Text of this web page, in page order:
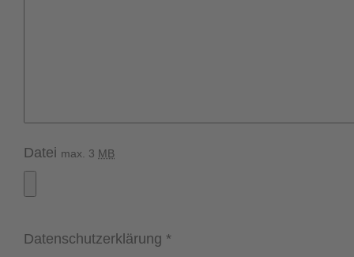
Datei max. 3 MB
Datenschutz­erklärung *